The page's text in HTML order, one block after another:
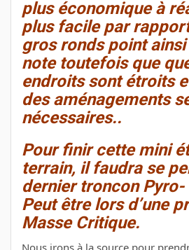
plus économique à
plus facile par
gros ronds point
note toutefois que
endroits sont étroits
des aménagements
nécessaires..
Pour finir cette mini
terrain, il faudra se
dernier troncon
Peut être lors d’une
Masse Critique.
Nous irons à la source pour